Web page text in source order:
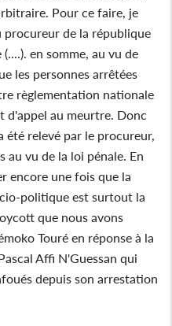
Pour ce faire, je
procureur de la république
en somme, au vu de
les personnes arrêtées
règlementation nationale
d'appel au meurtre. Donc
été relevé par le procureur,
au vu de la loi pénale. En
encore une fois que la
politique est surtout la
que nous avons
Touré en réponse à la
Affi N'Guessan qui
depuis son arrestation